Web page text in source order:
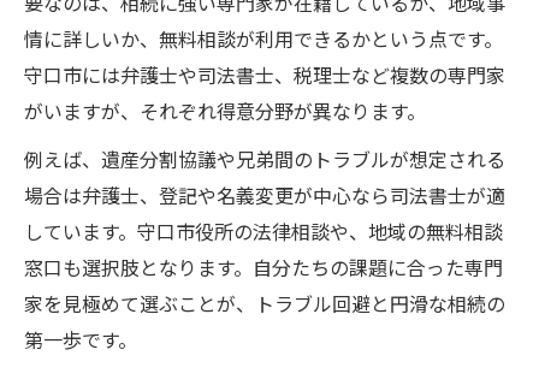
情に詳しいか、無料相談が利用できるかという点です。
守口市には弁護士や司法書士、税理士など複数の専門家
がいますが、それぞれ得意分野が異なります。
例えば、遺産分割協議や兄弟間のトラブルが想定される
場合は弁護士、登記や名義変更が中心なら司法書士が適
しています。守口市役所の法律相談や、地域の無料相談
窓口も選択肢となります。自分たちの課題に合った専門
家を見極めて選ぶことが、トラブル回避と円滑な相続の
第一歩です。